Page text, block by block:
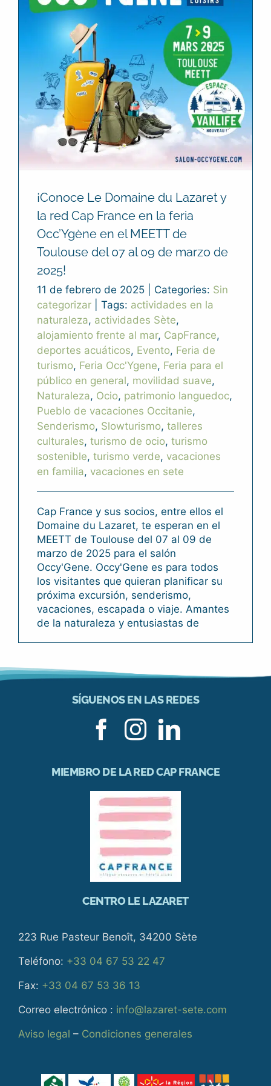
¡Conoce Le Domaine du Lazaret y
la red Cap France en la feria
Occ’Ygène en el MEETT de
Toulouse del 07 al 09 de marzo de
2025!
11 de febrero de 2025 Categories: Sin
categorizar
Tags: actividades en la
naturaleza, actividades Sète,
alojamiento frente al mar, CapFrance,
deportes acuáticos, Evento, Feria de
turismo, Feria Occ'Ygene, Feria para el
público en general, movilidad suave,
Naturaleza, Ocio, patrimonio languedoc,
Pueblo de vacaciones Occitanie,
Senderismo, Slowturismo, talleres
culturales, turismo de ocio, turismo
sostenible, turismo verde, vacaciones
en familia, vacaciones en sete
Cap France y sus socios, entre ellos el
Domaine du Lazaret, te esperan en el
MEETT de Toulouse del 07 al 09 de
marzo de 2025 para el salón
Occy'Gene. Occy'Gene es para todos
los visitantes que quieran planificar su
próxima excursión, senderismo,
vacaciones, escapada o viaje. Amantes
de la naturaleza y entusiastas de
SÍGUENOS EN LAS REDES
MIEMBRO DE LA RED CAP FRANCE
CENTRO LE LAZARET
223 Rue Pasteur Benoît, 34200 Sète
Teléfono: +33 04 67 53 22 47
Fax: +33 04 67 53 36 13
Correo electrónico : info@lazaret-sete.com
Aviso legal – Condiciones generales